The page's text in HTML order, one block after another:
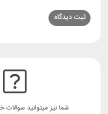
شما نیز میتوانید سوالات